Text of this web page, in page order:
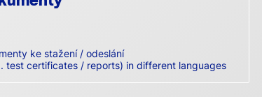
ke stažení / odeslání
test certificates / reports) in different languages